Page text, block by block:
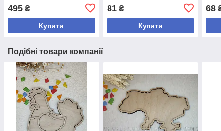
495 ₴
Купити
81₴
Купити
68
Подібні товари компанії